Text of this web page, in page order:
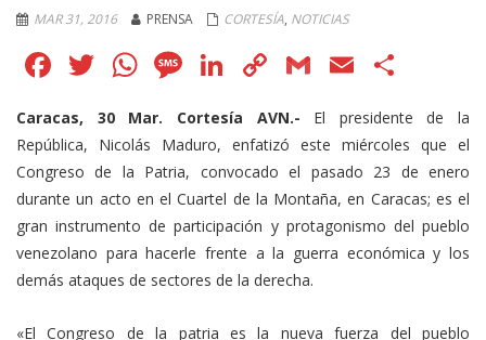
MAR 31, 2016 PRENSA CORTESÍA, NOTICIAS
Facebook
Twitter
WhatsApp
Message
LinkedIn
Copy
Link
GmailEmail
Caracas, 30 Mar. Cortesía AVN.- El presidente de la
República, Nicolás Maduro, enfatizó este miércoles que el
Congreso de la Patria, convocado el pasado 23 de enero
durante un acto en el Cuartel de la Montaña, en Caracas; es el
gran instrumento de participación y protagonismo del pueblo
venezolano para hacerle frente a la guerra económica y los
demás ataques de sectores de la derecha.
«El Congreso de la patria es la nueva fuerza del pueblo